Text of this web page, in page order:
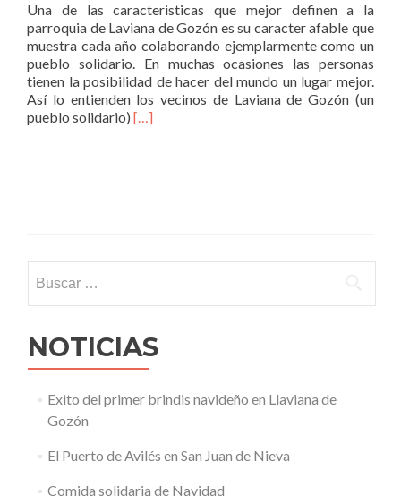
Una de las caracteristicas que mejor definen a la
parroquia de Laviana de Gozón es su caracter afable que
muestra cada año colaborando ejemplarmente como un
pueblo solidario. En muchas ocasiones las personas
tienen la posibilidad de hacer del mundo un lugar mejor.
Así lo entienden los vecinos de Laviana de Gozón (un
pueblo solidario) Read
AVIMUN
[…]
NOTICIAS
Exito del primer brindis navideño en Llaviana de
Gozón
El Puerto de Avilés en San Juan de Nieva
Comida solidaria de Navidad